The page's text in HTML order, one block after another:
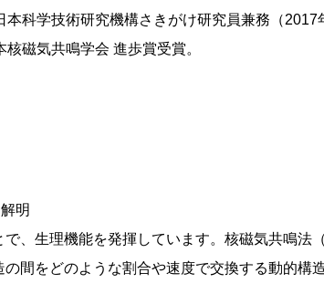
本科学技術研究機構さきがけ研究員兼務（2017
核磁気共鳴学会 進歩賞受賞。
明
、生理機能を発揮しています。核磁気共鳴法
間をどのような割合や速度で交換する動的構